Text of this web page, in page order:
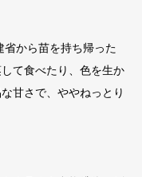
から苗を持ち帰った
て食べたり、色を生か
甘さで、ややねっとり